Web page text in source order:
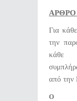
ΑΡΘΡΟ
Για
την
κάθε
από την
Ο